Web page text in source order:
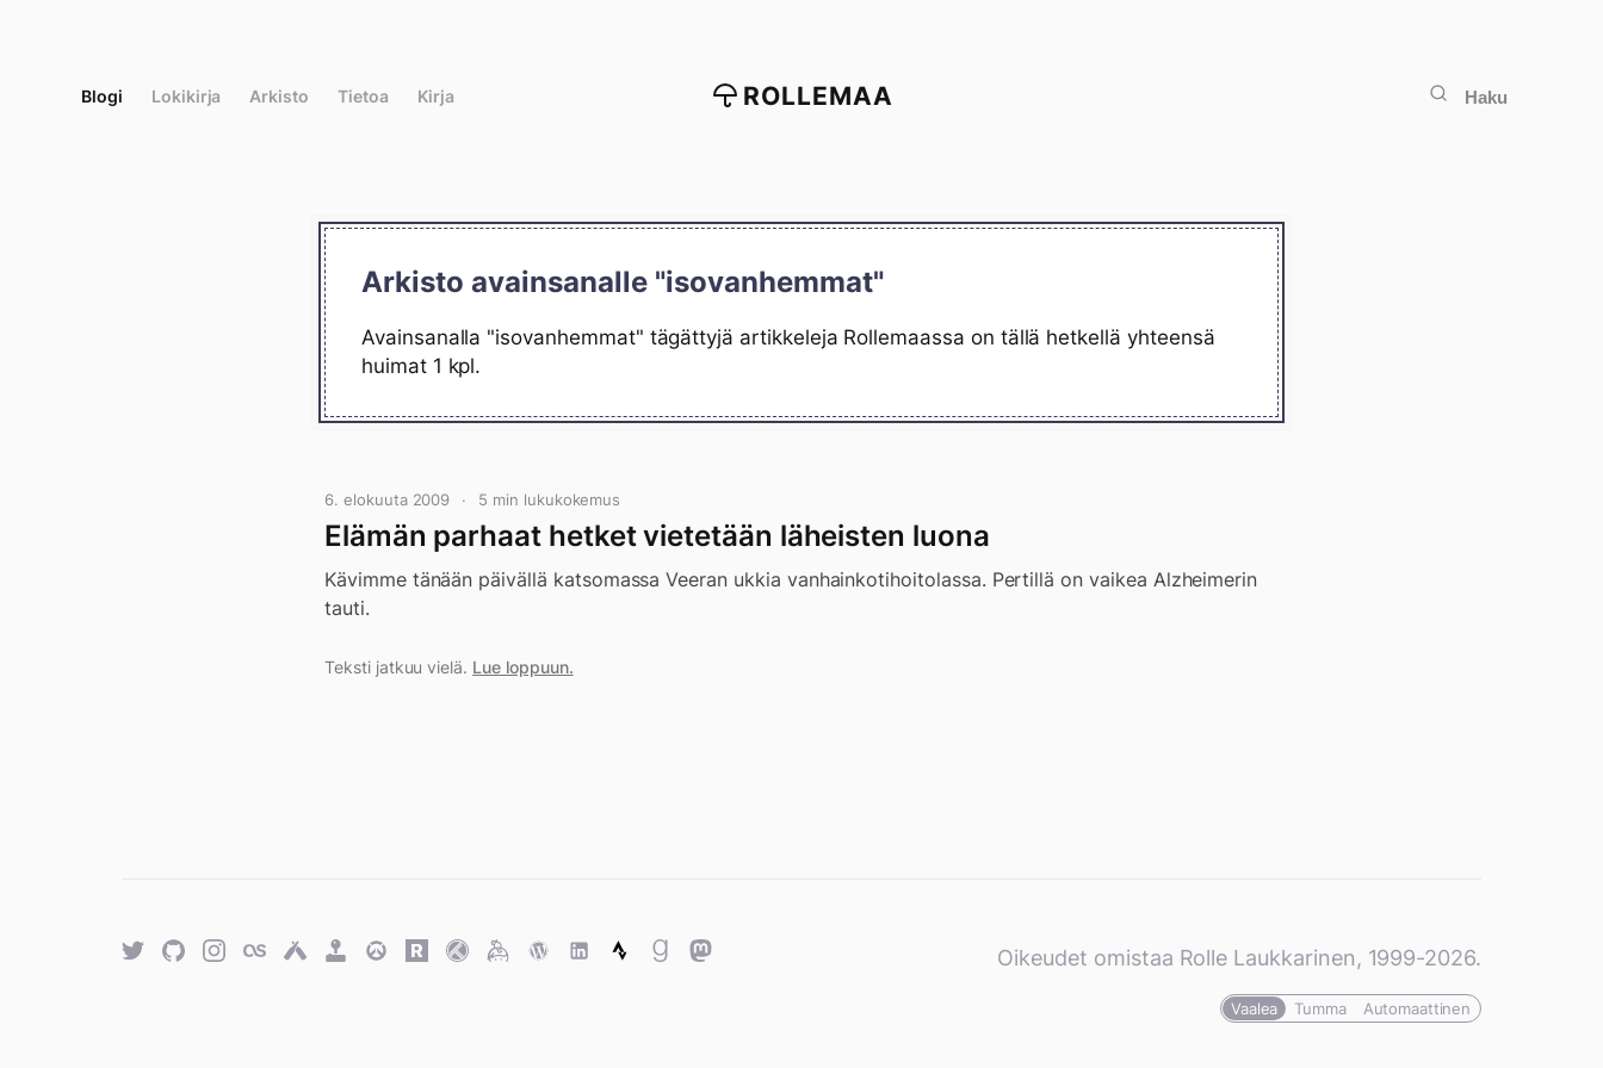
Blogi Lokikirja Arkisto Tietoa Kirja ROLLEMAA Haku
Arkisto avainsanalle "isovanhemmat"
Avainsanalla "isovanhemmat" tägättyjä artikkeleja Rollemaassa on tällä hetkellä yhteensä
huimat 1 kpl.
6. elokuuta 2009 5 min lukukokemus
Elämän parhaat hetket vietetään läheisten luona
Kävimme tänään päivällä katsomassa Veeran ukkia vanhainkotihoitolassa. Pertillä on vaikea Alzheimerin
tauti.
Teksti jatkuu vielä. Lue loppuun.
TwitterGitHubTwitterLast.fmUntappd
RetroOverwatch
Rawg.ioTraktKeybaseWordPress
WordPress
StravaGoodreads
Mastodon Oikeudet omistaa Rolle Laukkarinen, 1999-2026.
Vaalea Tumma Automaattinen